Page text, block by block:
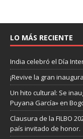
LO MÁS RECIENTE
India celebró el Día
¡Revive la gran
Un hito cultural: Se
Puyana García» en
Clausura de la FILBO
país invitado de honor.